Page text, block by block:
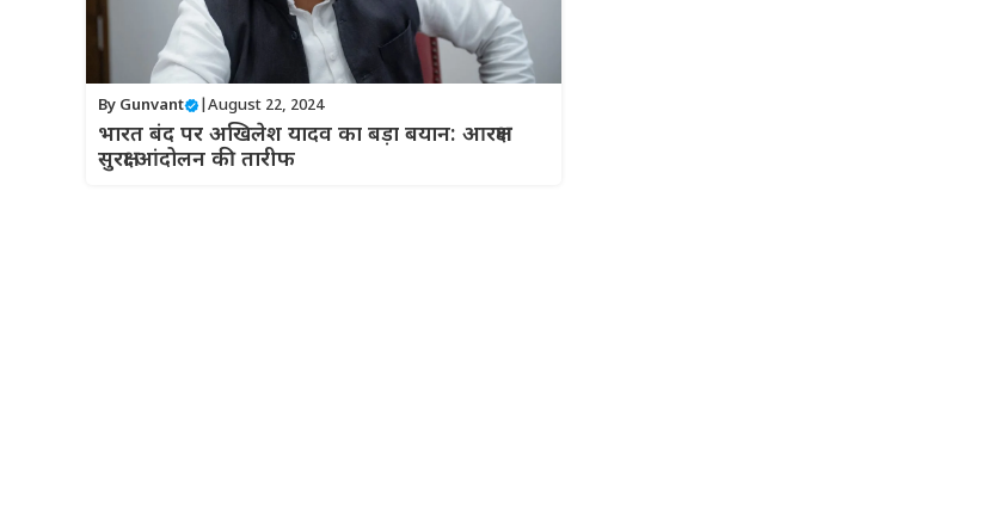
By Gunvant August 22, 2024
भारत बंद पर अखिलेश यादव का बड़ा बयान: आरक्षण
सुरक्षा आंदोलन की तारीफ